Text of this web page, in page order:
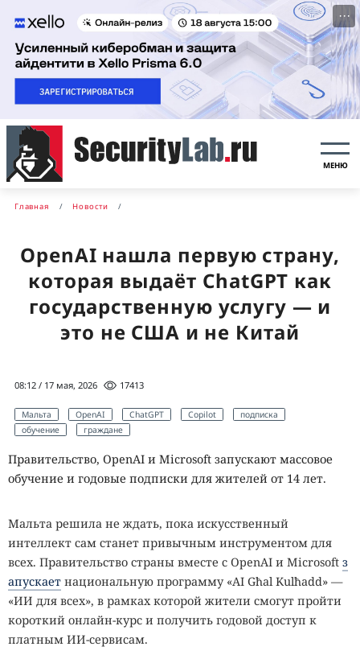
···
МЕНЮ
Главная Новости
OpenAI нашла первую страну,
которая выдаёт ChatGPT как
государственную услугу — и
это не США и не Китай
08:12 / 17 мая, 2026 17413
Мальта OpenAI ChatGPT Copilot
подписка
обучение
граждане
Правительство, OpenAI и Microsoft запускают массовое
обучение и годовые подписки для жителей от 14 лет.
Мальта решила не ждать, пока искусственный
интеллект сам станет привычным инструментом для
всех. Правительство страны вместе с OpenAI и Microsoft з
апускает национальную программу «AI Għal Kulħadd» —
«ИИ для всех», в рамках которой жители смогут пройти
короткий онлайн-курс и получить годовой доступ к
платным ИИ-сервисам.